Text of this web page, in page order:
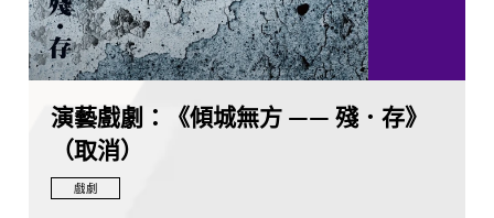
演藝戲劇：《傾城無方 —— 殘．存》
（取消）
戲劇